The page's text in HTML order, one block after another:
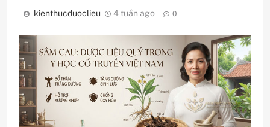
kienthucduoclieu 4 tuần ago 0